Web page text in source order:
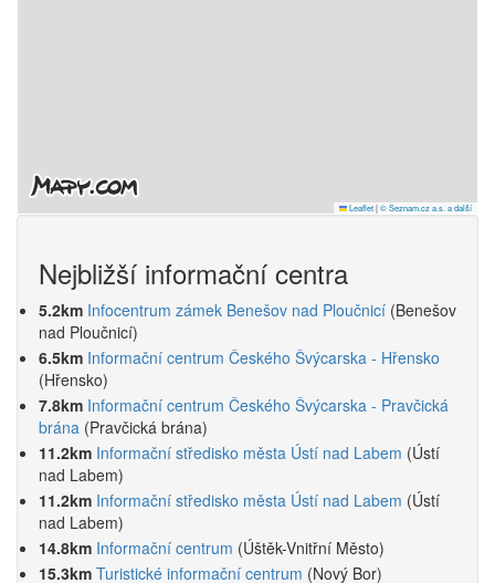
Leaflet|© Seznam.cz a.s. a další
Nejbližší informační centra
5.2km Infocentrum zámek Benešov nad Ploučnicí (Benešov
nad Ploučnicí)
6.5km Informační centrum Českého Švýcarska - Hřensko
(Hřensko)
7.8km Informační centrum Českého Švýcarska - Pravčická
brána (Pravčická brána)
11.2km Informační středisko města Ústí nad Labem (Ústí
nad Labem)
11.2km Informační středisko města Ústí nad Labem (Ústí
nad Labem)
14.8km Informační centrum (Úštěk-Vnitřní Město)
15.3km Turistické informační centrum (Nový Bor)